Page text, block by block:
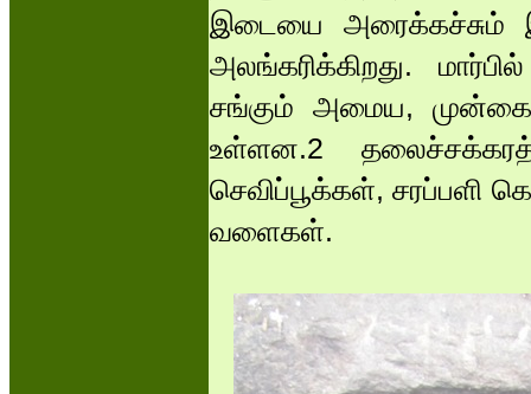
இடையை அரைக்கச்சும்
அலங்கரிக்கிறது.
சங்கும் அமைய,
உள்ளன.2
செவிப்பூக்கள், சரப்பளி
வளைகள்.